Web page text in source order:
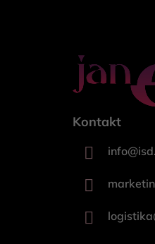
Kontakt
info@
logistika